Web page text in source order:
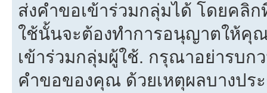
ส่งคำขอเข้าร่วมกลุ่มได้ โดยคลิ
ใช้นั้นจะต้องทำการอนุญาตให้คุณ
เข้าร่วมกลุ่มผู้ใช้. กรุณาอย่ารบก
คำขอของคุณ ด้วยเหตุผลบางปร